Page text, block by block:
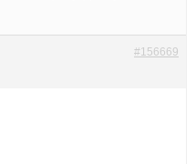
#156669